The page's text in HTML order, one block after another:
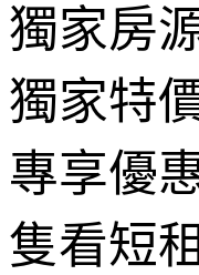
獨家房
獨家特
專享優
隻看短租